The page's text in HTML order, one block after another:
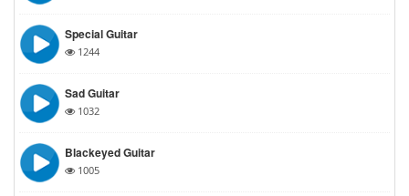
Special Guitar
1244
Sad Guitar
1032
Blackeyed Guitar
1005